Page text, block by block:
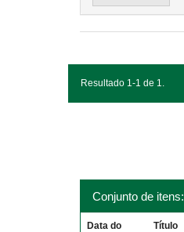
Resultado 1-1 de 1.
Conjunto de itens:
Data do Título